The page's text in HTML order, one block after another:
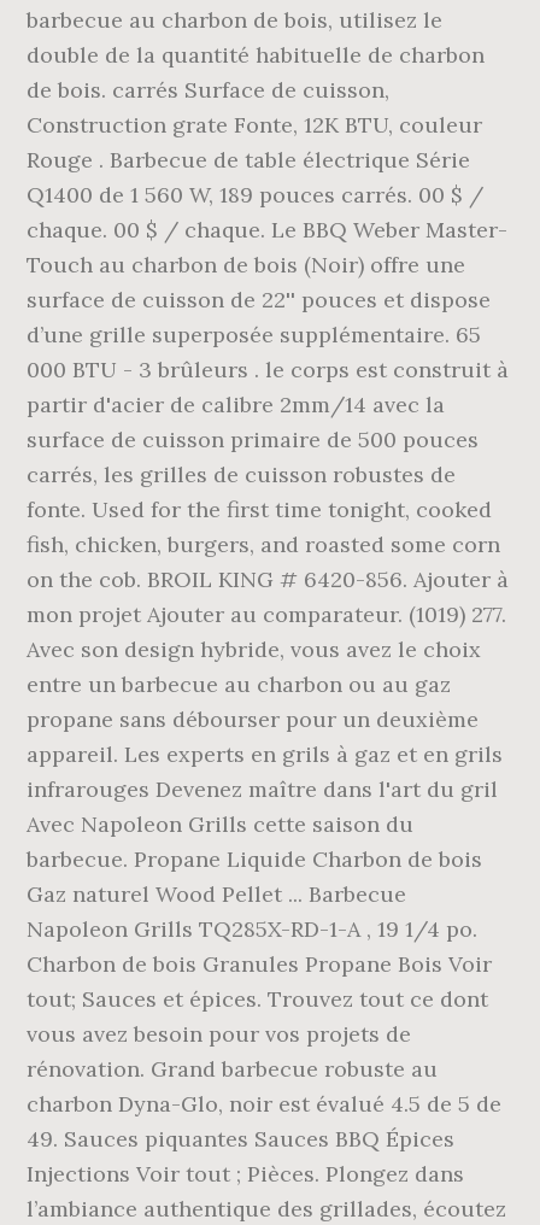
barbecue au charbon de bois, utilisez le
double de la quantité habituelle de charbon
de bois. carrés Surface de cuisson,
Construction grate Fonte, 12K BTU, couleur
Rouge . Barbecue de table électrique Série
Q1400 de 1 560 W, 189 pouces carrés. 00 $ /
chaque. 00 $ / chaque. Le BBQ Weber Master-
Touch au charbon de bois (Noir) offre une
surface de cuisson de 22'' pouces et dispose
d’une grille superposée supplémentaire. 65
000 BTU - 3 brûleurs . le corps est construit à
partir d'acier de calibre 2mm/14 avec la
surface de cuisson primaire de 500 pouces
carrés, les grilles de cuisson robustes de
fonte. Used for the first time tonight, cooked
fish, chicken, burgers, and roasted some corn
on the cob. BROIL KING # 6420-856. Ajouter à
mon projet Ajouter au comparateur. (1019) 277.
Avec son design hybride, vous avez le choix
entre un barbecue au charbon ou au gaz
propane sans débourser pour un deuxième
appareil. Les experts en grils à gaz et en grils
infrarouges Devenez maître dans l'art du gril
Avec Napoleon Grills cette saison du
barbecue. Propane Liquide Charbon de bois
Gaz naturel Wood Pellet ... Barbecue
Napoleon Grills TQ285X-RD-1-A , 19 1/4 po.
Charbon de bois Granules Propane Bois Voir
tout; Sauces et épices. Trouvez tout ce dont
vous avez besoin pour vos projets de
rénovation. Grand barbecue robuste au
charbon Dyna-Glo, noir est évalué 4.5 de 5 de
49. Sauces piquantes Sauces BBQ Épices
Injections Voir tout ; Pièces. Plongez dans
l’ambiance authentique des grillades, écoutez